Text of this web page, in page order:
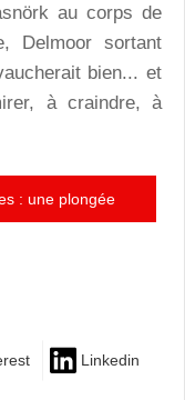
au corps de
Delmoor sortant
bien... et
à craindre, à
: une plongée
Linkedin